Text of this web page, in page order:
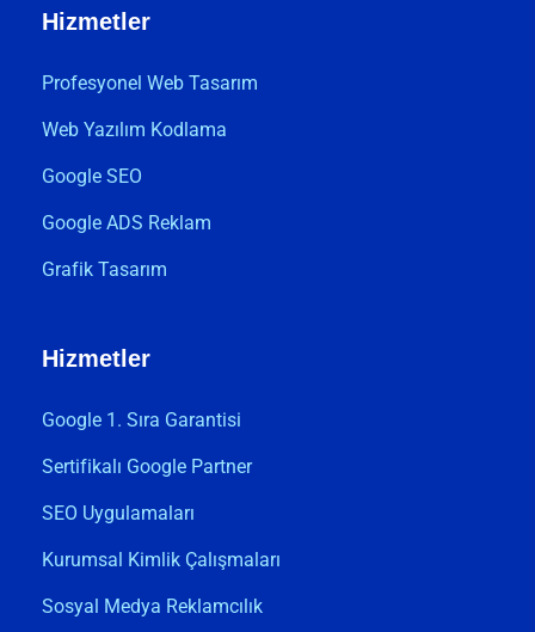
Hizmetler
Profesyonel Web Tasarım
Web Yazılım Kodlama
Google SEO
Google ADS Reklam
Grafik Tasarım
Hizmetler
Google 1. Sıra Garantisi
Sertifikalı Google Partner
SEO Uygulamaları
Kurumsal Kimlik Çalışmaları
Sosyal Medya Reklamcılık